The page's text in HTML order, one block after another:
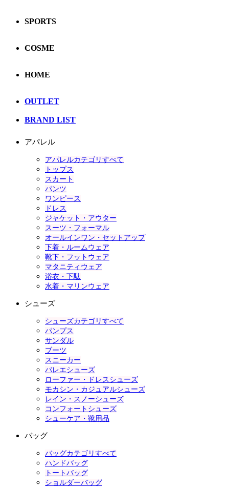
SPORTS
COSME
HOME
OUTLET
BRAND LIST
アパレル
アパレルカテゴリすべて
トップス
スカート
パンツ
ワンピース
ドレス
ジャケット・アウター
スーツ・フォーマル
オールインワン・セットアップ
下着・ルームウェア
靴下・フットウェア
マタニティウェア
浴衣・下駄
水着・マリンウェア
シューズ
シューズカテゴリすべて
パンプス
サンダル
ブーツ
スニーカー
バレエシューズ
ローファー・ドレスシューズ
モカシン・カジュアルシューズ
レイン・スノーシューズ
コンフォートシューズ
シューケア・靴用品
バッグ
バッグカテゴリすべて
ハンドバッグ
トートバッグ
ショルダーバッグ